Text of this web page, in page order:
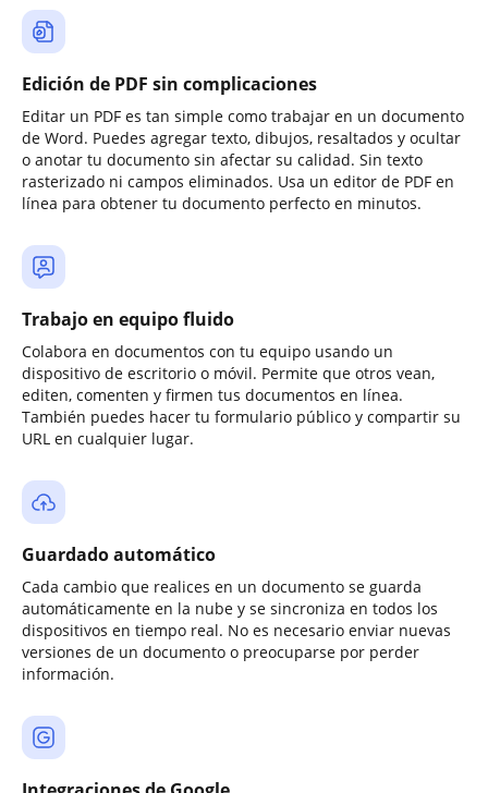
Edición de PDF sin complicaciones
Editar un PDF es tan simple como trabajar en un documento
de Word. Puedes agregar texto, dibujos, resaltados y ocultar
o anotar tu documento sin afectar su calidad. Sin texto
rasterizado ni campos eliminados. Usa un editor de PDF en
línea para obtener tu documento perfecto en minutos.
Trabajo en equipo fluido
Colabora en documentos con tu equipo usando un
dispositivo de escritorio o móvil. Permite que otros vean,
editen, comenten y firmen tus documentos en línea.
También puedes hacer tu formulario público y compartir su
URL en cualquier lugar.
Guardado automático
Cada cambio que realices en un documento se guarda
automáticamente en la nube y se sincroniza en todos los
dispositivos en tiempo real. No es necesario enviar nuevas
versiones de un documento o preocuparse por perder
información.